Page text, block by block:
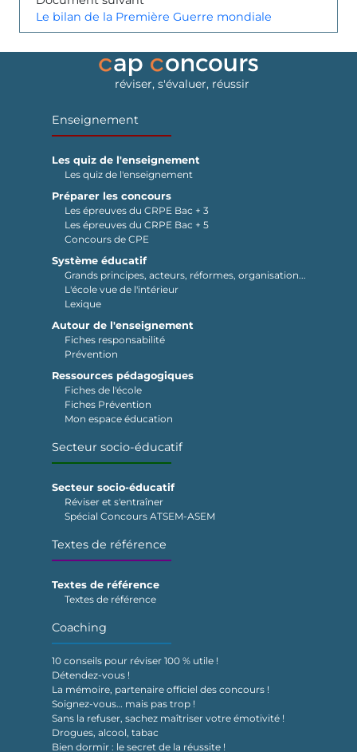
Le bilan de la Première Guerre mondiale
réviser, s'évaluer, réussir
Enseignement
Les quiz de l'enseignement
Les quiz de l'enseignement
Préparer les concours
Les épreuves du CRPE Bac + 3
Les épreuves du CRPE Bac + 5
Concours de CPE
Système éducatif
Grands principes, acteurs, réformes, organisation...
L'école vue de l'intérieur
Lexique
Autour de l'enseignement
Fiches responsabilité
Prévention
Ressources pédagogiques
Fiches de l'école
Fiches Prévention
Mon espace éducation
Secteur socio-éducatif
Secteur socio-éducatif
Réviser et s'entraîner
Spécial Concours ATSEM-ASEM
Textes de référence
Textes de référence
Textes de référence
Coaching
10 conseils pour réviser 100 % utile !
Détendez-vous !
La mémoire, partenaire officiel des concours !
Soignez-vous… mais pas trop !
Sans la refuser, sachez maîtriser votre émotivité !
Drogues, alcool, tabac
Bien dormir : le secret de la réussite !